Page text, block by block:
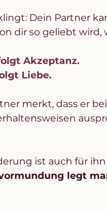
Dein Partner
dir so geliebt wird,
Akzeptanz.
Liebe.
merkt, dass er
ist auch für
legt